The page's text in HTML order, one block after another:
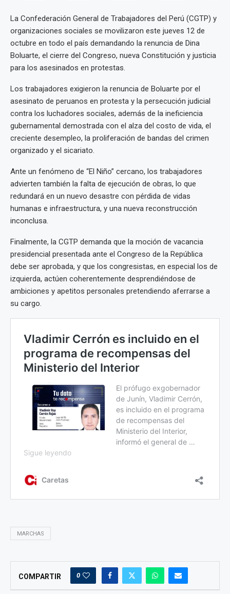
La Confederación General de Trabajadores del Perú (CGTP) y
organizaciones sociales se movilizaron este jueves 12 de
octubre en todo el país demandando la renuncia de Dina
Boluarte, el cierre del Congreso, nueva Constitución y justicia
para los asesinados en protestas.
Los trabajadores exigieron la renuncia de Boluarte por el
asesinato de peruanos en protesta y la persecución judicial
contra los luchadores sociales, además de la ineficiencia
gubernamental demostrada con el alza del costo de vida, el
creciente desempleo, la proliferación de bandas del crimen
organizado y el sicariato.
Ante un fenómeno de “El Niño” cercano, los trabajadores
advierten también la falta de ejecución de obras, lo que
redundará en un nuevo desastre con pérdida de vidas
humanas e infraestructura, y una nueva reconstrucción
inconclusa.
Finalmente, la CGTP demanda que la moción de vacancia
presidencial presentada ante el Congreso de la República
debe ser aprobada, y que los congresistas, en especial los de
izquierda, actúen coherentemente desprendiéndose de
ambiciones y apetitos personales pretendiendo aferrarse a
su cargo.
MARCHAS
COMPARTIR 0